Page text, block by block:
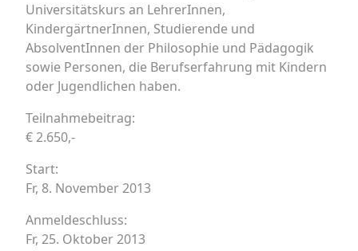
Universitätskurs an LehrerInnen,
KindergärtnerInnen, Studierende und
AbsolventInnen der Philosophie und Pädagogik
sowie Personen, die Berufserfahrung mit Kindern
oder Jugendlichen haben.
Teilnahmebeitrag:
€ 2.650,-
Start:
Fr, 8. November 2013
Anmeldeschluss:
Fr, 25. Oktober 2013